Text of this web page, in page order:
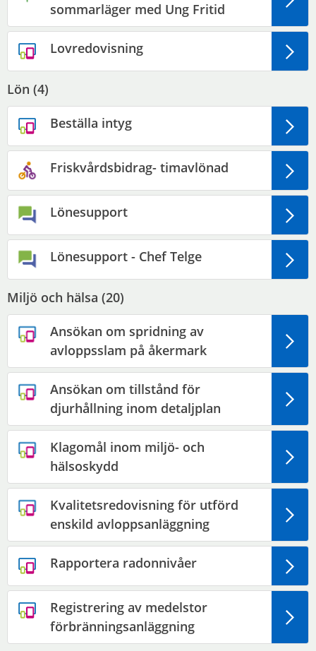
sommarläger med Ung Fritid
Lovredovisning
Lön (4)
Beställa intyg
Friskvårdsbidrag- timavlönad
Lönesupport
Lönesupport - Chef Telge
Miljö och hälsa (20)
Ansökan om spridning av
avloppsslam på åkermark
Ansökan om tillstånd för
djurhållning inom detaljplan
Klagomål inom miljö- och
hälsoskydd
Kvalitetsredovisning för utförd
enskild avloppsanläggning
Rapportera radonnivåer
Registrering av medelstor
förbränningsanläggning